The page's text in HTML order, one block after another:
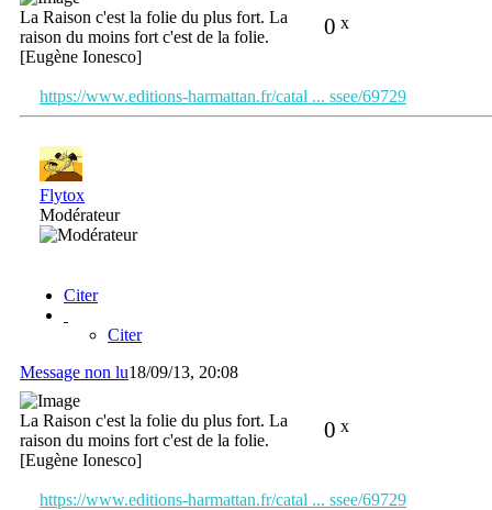
0 x
La Raison c'est la folie du plus fort. La
raison du moins fort c'est de la folie.
[Eugène Ionesco]
https://www.editions-harmattan.fr/catal ... ssee/69729
Flytox
Modérateur
Citer
Citer
Message non lu18/09/13, 20:08
0 x
La Raison c'est la folie du plus fort. La
raison du moins fort c'est de la folie.
[Eugène Ionesco]
https://www.editions-harmattan.fr/catal ... ssee/69729